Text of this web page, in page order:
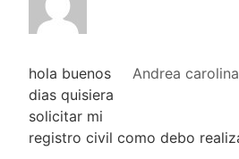
Andrea carolina
hola buenos
dias quisiera
solicitar mi
registro civil como debo